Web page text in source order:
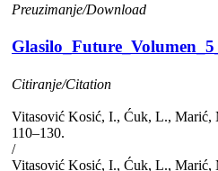
Preuzimanje/Download
Citiranje/Citation
Vitasović Kosić, I., Ćuk, L., Marić,
110–130.
/
Vitasović Kosić, I., Ćuk, L., Marić,